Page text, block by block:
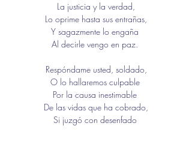
La justicia y la verdad,
Lo oprime hasta sus entrañas,
Y sagazmente lo engaña
Al decirle vengo en paz.
Respóndame usted, soldado,
O lo hallaremos culpable
Por la causa inestimable
De las vidas que ha cobrado,
Si juzgó con desenfado